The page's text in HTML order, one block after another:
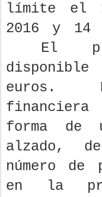
límite el
2016 y 14
El
euros.
forma de
alzado,
número de
en la